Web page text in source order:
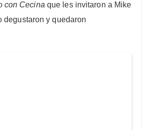
con Cecina que les invitaron a Mike
degustaron y quedaron